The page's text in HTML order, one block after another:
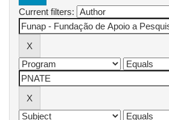
Current filters: